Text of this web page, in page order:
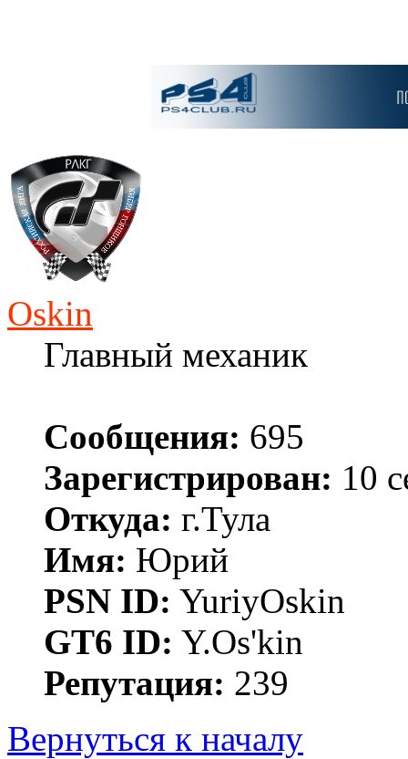
Oskin
Главный механик
Сообщения: 695
Зарегистрирован: 10
Откуда: г.Тула
Имя: Юрий
PSN ID: YuriyOskin
GT6 ID: Y.Os'kin
Репутация: 239
Вернуться к началу